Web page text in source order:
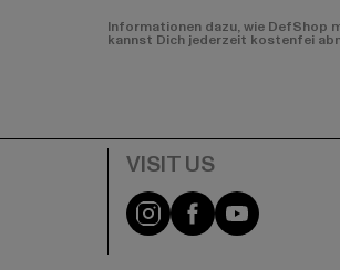
Informationen dazu, wie DefShop
kannst Dich jederzeit kostenfei
Visit our Instagram
Visit ourVisit our